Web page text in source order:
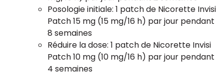
Posologie initiale: 1 patch de Nicorette Invisi
Patch 15 mg (15 mg/16 h) par jour pendant
8 semaines
Réduire la dose: 1 patch de Nicorette Invisi
Patch 10 mg (10 mg/16 h) par jour pendant
4 semaines